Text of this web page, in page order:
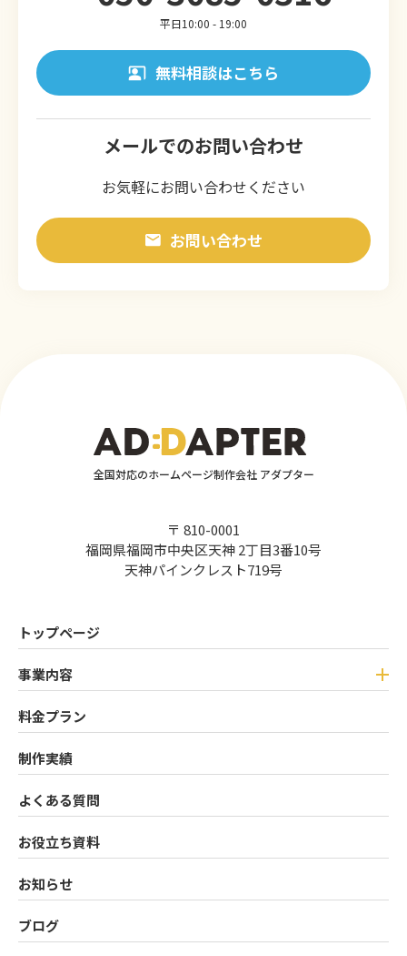
平日10:00 - 19:00
無料相談はこちら
メールでのお問い合わせ
お気軽にお問い合わせください
お問い合わせ
全国対応のホームページ制作会社 アダプター
〒 810-0001
福岡県福岡市中央区天神 2丁目3番10号
天神パインクレスト719号
トップページ
事業内容
料金プラン
制作実績
よくある質問
お役立ち資料
お知らせ
ブログ